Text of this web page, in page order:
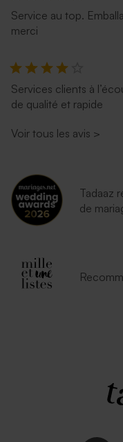
Service au top.
merci
Services clients à
de qualité et rapide
Voir tous les avis >
Tadaaz
de